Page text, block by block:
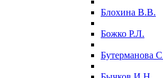
Блохина В.В.
Божко Р.Л.
Бутерманова